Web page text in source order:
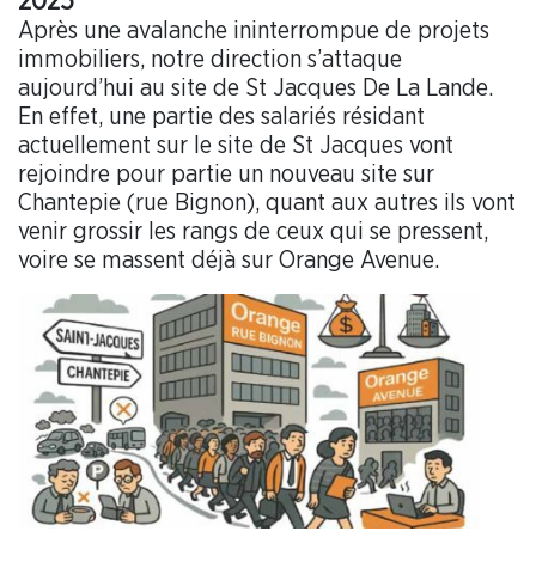
Après une avalanche ininterrompue de projets
immobiliers, notre direction s’attaque
aujourd’hui au site de St Jacques De La Lande.
En effet, une partie des salariés résidant
actuellement sur le site de St Jacques vont
rejoindre pour partie un nouveau site sur
Chantepie (rue Bignon), quant aux autres ils vont
venir grossir les rangs de ceux qui se pressent,
voire se massent déjà sur Orange Avenue.